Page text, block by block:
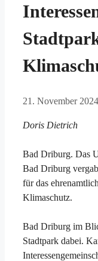
21. November 2024
Doris Dietrich
Bad Driburg. Das
Bad Driburg
für das
Klimaschutz.
Bad Driburg im
Stadtpark dabei.